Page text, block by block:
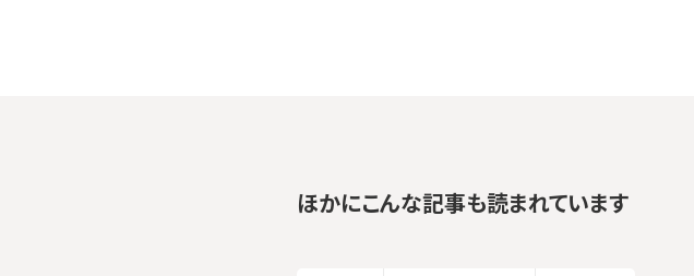
ほかにこんな記事も読まれています